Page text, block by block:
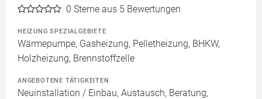
0 Sterne aus 5 Bewertungen
HEIZUNG SPEZIALGEBIETE
Wärmepumpe, Gasheizung, Pelletheizung, BHKW,
Holzheizung, Brennstoffzelle
ANGEBOTENE TÄTIGKEITEN
Neuinstallation / Einbau, Austausch, Beratung,